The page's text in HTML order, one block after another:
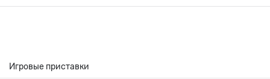
Игровые приставки